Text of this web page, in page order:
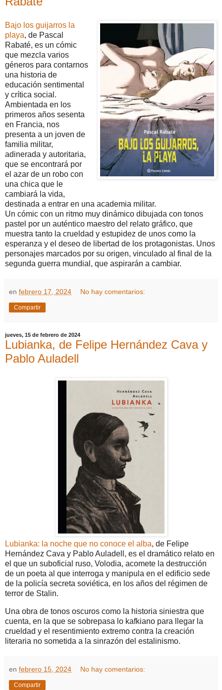
Bajo los guijarros la
playa, de Pascal
Rabaté, es un cómic
que mezcla varios
géneros para contarnos
una historia de
educación sentimental
y crítica social.
Ambientada en los
primeros años sesenta
en Francia, nos
presenta a un joven de
familia militar,
adinerada y autoritaria,
que se encontrará por
el azar de un robo con
una chica que le
cambiará la vida,
destinada a entrar en una academia militar.
Un cómic con un ritmo muy dinámico dibujada con tonos
pastel por un auténtico maestro del relato gráfico, que
muestra tanto la crueldad y estupidez de unos como la
esperanza y el deseo de libertad de los protagonistas. Unos
personajes marcados por su origen, vinculado al final de la
segunda guerra mundial, que aspirarán a cambiar.
en febrero 17, 2024 No hay comentarios:
Compartir
jueves, 15 de febrero de 2024
Lubianka, de Felipe Hernández Cava y
Pablo Auladell
Lubianka: la noche que no conoce el alba, de Felipe
Hernández Cava y Pablo Auladell, es el dramático relato en
el que un suboficial ruso, Volodia, acomete la destrucción
de un poeta al que interroga y manipula en el edificio sede
de la policía secreta soviética, en los años del régimen de
terror de Stalin.
Una obra de tonos oscuros como la historia siniestra que
cuenta, en la que se sobrepasa lo kafkiano para llegar la
crueldad y el resentimiento extremo contra la creación
literaria no sometida a la sinrazón del estalinismo.
en febrero 15, 2024 No hay comentarios:
Compartir